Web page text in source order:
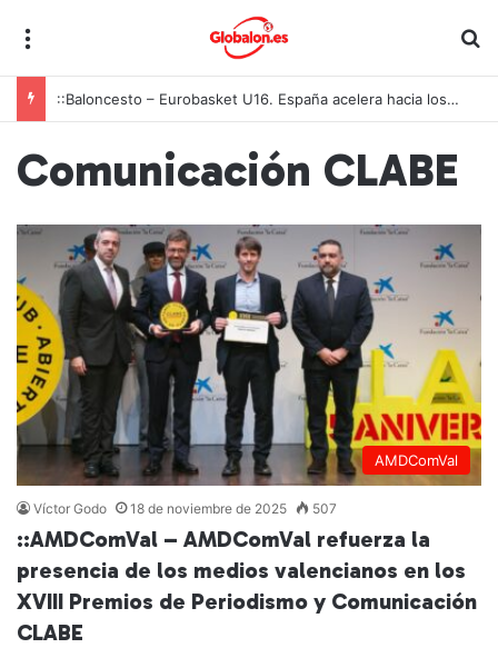
::Baloncesto – Eurobasket U16. España acelera hacia los octavos tras una exhibición colectiva ante Georgia
Comunicación CLABE
AMDComVal
Víctor Godo 18 de noviembre de 2025 507
::AMDComVal – AMDComVal refuerza la
presencia de los medios valencianos en los
XVIII Premios de Periodismo y Comunicación
CLABE